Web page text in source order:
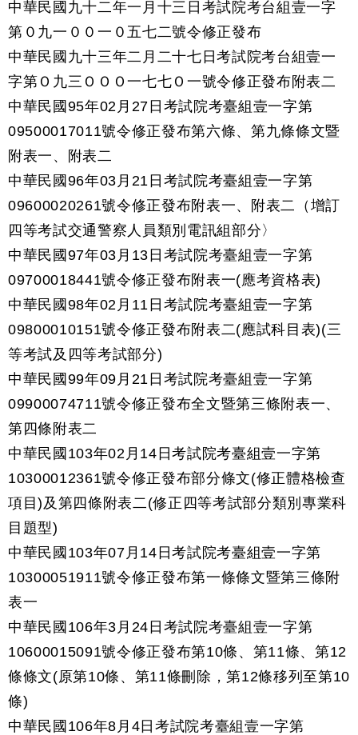
中華民國九十二年一月十三日考試院考台組壹一字
第０九一００一０五七二號令修正發布
中華民國九十三年二月二十七日考試院考台組壹一
字第Ｏ九三ＯＯＯ一七七Ｏ一號令修正發布附表二
中華民國95年02月27日考試院考臺組壹一字第
09500017011號令修正發布第六條、第九條條文暨
附表一、附表二
中華民國96年03月21日考試院考臺組壹一字第
09600020261號令修正發布附表一、附表二（增訂
四等考試交通警察人員類別電訊組部分〉
中華民國97年03月13日考試院考臺組壹一字第
09700018441號令修正發布附表一(應考資格表)
中華民國98年02月11日考試院考臺組壹一字第
09800010151號令修正發布附表二(應試科目表)(三
等考試及四等考試部分)
中華民國99年09月21日考試院考臺組壹一字第
09900074711號令修正發布全文暨第三條附表一、
第四條附表二
中華民國103年02月14日考試院考臺組壹一字第
10300012361號令修正發布部分條文(修正體格檢查
項目)及第四條附表二(修正四等考試部分類別專業科
目題型)
中華民國103年07月14日考試院考臺組壹一字第
10300051911號令修正發布第一條條文暨第三條附
表一
中華民國106年3月24日考試院考臺組壹一字第
10600015091號令修正發布第10條、第11條、第12
條條文(原第10條、第11條刪除，第12條移列至第10
條)
中華民國106年8月4日考試院考臺組壹一字第